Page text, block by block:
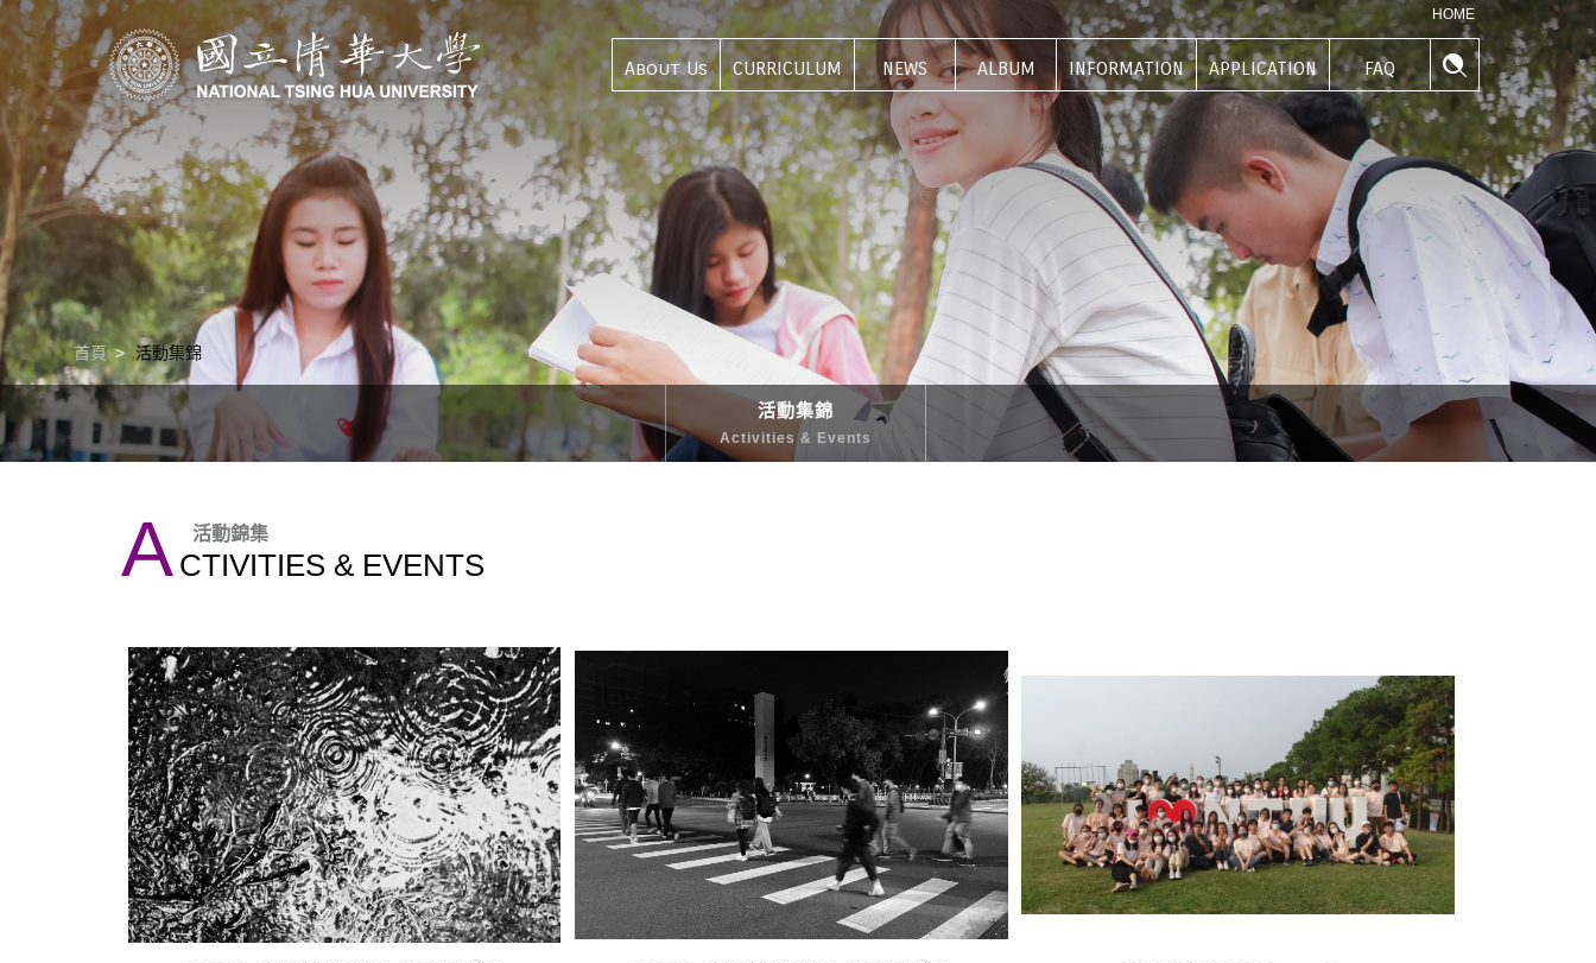
清華學院國際學士班｜多樣化的學習路徑｜幫助培養國際競爭力 HOME
About Us
關於我們
CURRICULUM
課程介紹
NEWS
最新資訊
ALBUM
活動集錦
INFORMATION
學生資訊
APPLICATION
申請專區
FAQ
常見問題
首頁 活動集錦
活動集錦
Activities & Events
A CTIVITIES & EVENTS
活動錦集